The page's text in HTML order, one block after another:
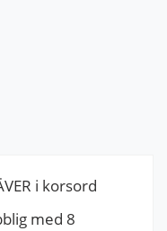
i korsord
med 8